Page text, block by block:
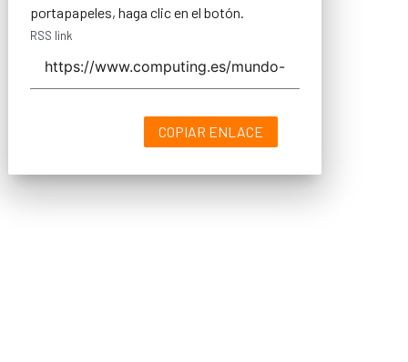
portapapeles, haga clic en el botón.
RSS link
COPIAR ENLACE